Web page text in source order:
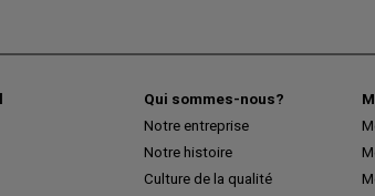
Qui sommes-nous?
Notre entreprise
Notre histoire
Culture de la qualité